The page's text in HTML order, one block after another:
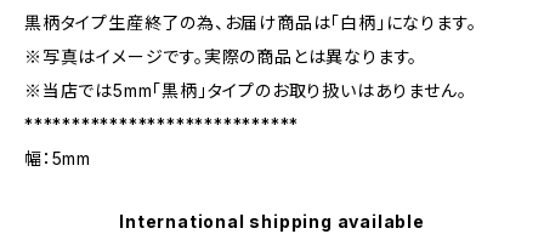
黒柄タイプ生産終了の為、お届け商品は「白柄」になります。
※写真はイメージです。実際の商品とは異なります。
※当店では5mm「黒柄」タイプのお取り扱いはありません。
*****************************
幅：5mm
International shipping available